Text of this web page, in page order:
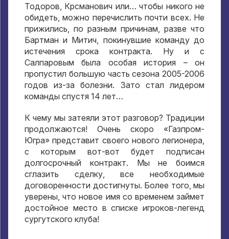
Тодоров, Крсманович или… чтобы никого не
обидеть, можно перечислить почти всех. Не
прижились, по разным причинам, разве что
Бартман и Митич, покинувшие команду до
истечения срока контракта. Ну и с
Салпаровым была особая история – он
пропустил большую часть сезона 2005-2006
годов из-за болезни. Зато стал лидером
команды спустя 14 лет…
К чему мы затеяли этот разговор? Традиции
продолжаются! Очень скоро «Газпром-
Югра» представит своего нового легионера,
с которым вот-вот будет подписан
долгосрочный контракт. Мы не боимся
сглазить сделку, все необходимые
договоренности достигнуты. Более того, мы
уверены, что новое имя со временем займет
достойное место в списке игроков-легенд
сургутского клуба!